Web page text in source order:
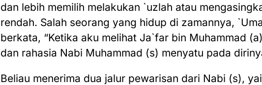
dan lebih memilih melakukan `uzlah atau
rendah. Salah seorang yang hidup di zamannya,
berkata, “Ketika aku melihat Ja`far bin Muhammad
dan rahasia Nabi Muhammad (s) menyatu pada
Beliau menerima dua jalur pewarisan dari Nabi (s),